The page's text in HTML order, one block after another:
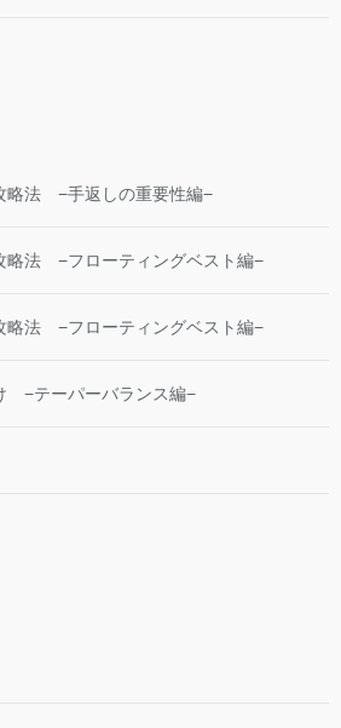
略法 −手返しの重要性編−
略法 −フローティングベスト編−
略法 −フローティングベスト編−
−テーパーバランス編−